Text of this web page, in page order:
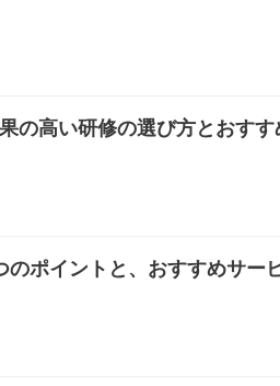
の高い研修の選び方とおすす
のポイントと、おすすめサー